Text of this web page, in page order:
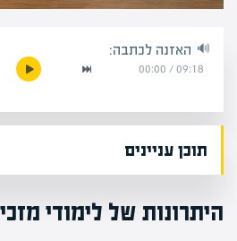
האזנה לכתבה:
09:18
/
00:00
תוכן עניינים
היתרונות של לימודי